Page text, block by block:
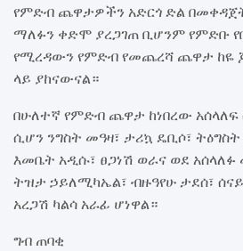
የምድብ ጨዋታዎችን አድርጎ ድል
ማለፉን ቀድሞ ያረጋገጠ ቢሆንም የምድቡ
የሚረዳውን የምድብ የመጨረሻ ጨዋታ ከዬ
ላይ ያከናውናል።
በሁለተኛ የምድብ ጨዋታ ከነበረው
ሲሆን ንግስት መዓዛ፣ ታሪኳ ዴቢሶ፣
እመቤት አዲሱ፣ ፀጋነሽ ወራና ወደ አሰላለፉ
ትዝታ ኃይለሚካኤል፣ ብዙዓየሁ ታደሰ፣
አረጋሽ ካልሳ አራፊ ሆነዋል።
ግብ ጠባቂ